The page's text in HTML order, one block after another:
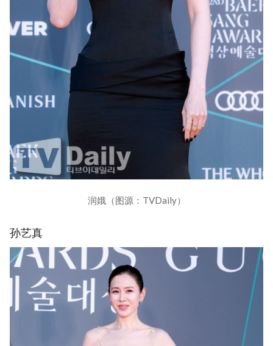
润娥（图源：TVDaily）
孙艺真